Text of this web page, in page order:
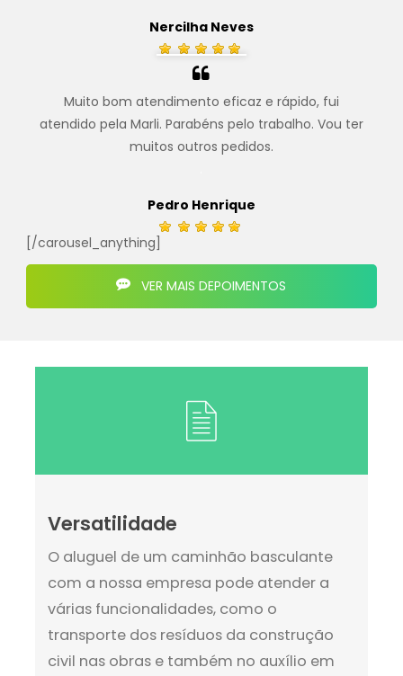
Nercilha Neves
Muito bom atendimento eficaz e rápido, fui
atendido pela Marli. Parabéns pelo trabalho. Vou ter
muitos outros pedidos.
Pedro Henrique
[/carousel_anything]
VER MAIS DEPOIMENTOS
Versatilidade
O aluguel de um caminhão basculante
com a nossa empresa pode atender a
várias funcionalidades, como o
transporte dos resíduos da construção
civil nas obras e também no auxílio em